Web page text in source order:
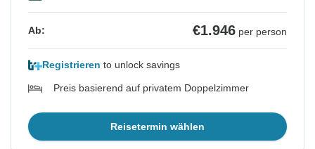
Ab: €1.946 per person
Registrieren to unlock savings
Preis basierend auf privatem Doppelzimmer
Reisetermin wählen